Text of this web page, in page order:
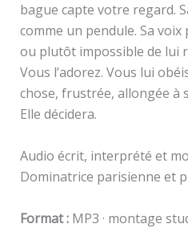
bague capte votre regard.
comme un pendule. Sa
ou plutôt impossible de lui
Vous l’adorez. Vous lui
chose, frustrée, allongée à
Elle décidera.
Audio écrit, interprété et
Dominatrice parisienne et
Format :MP3 · montage